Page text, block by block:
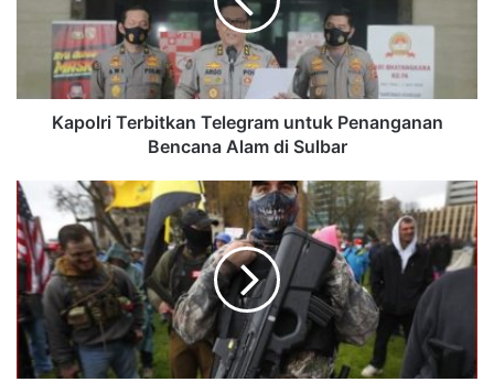
Kapolri Terbitkan Telegram untuk Penanganan
Bencana Alam di Sulbar